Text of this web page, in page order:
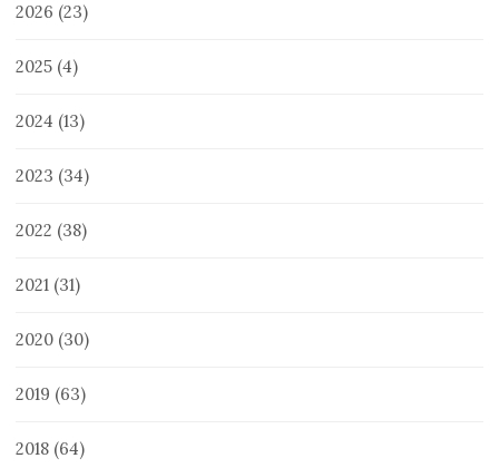
2026 (23)
2025 (4)
2024 (13)
2023 (34)
2022 (38)
2021 (31)
2020 (30)
2019 (63)
2018 (64)